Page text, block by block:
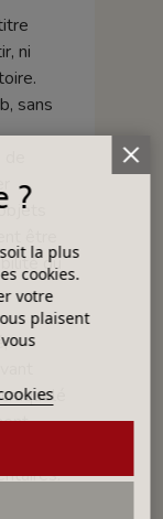
ni
sans
du
un
?
la plus
cookies.
votre
plaisent